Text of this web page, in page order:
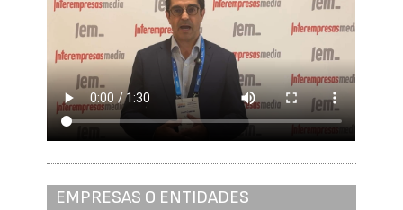
EMPRESAS O ENTIDADES